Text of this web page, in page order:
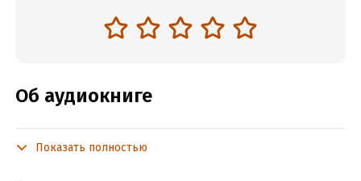
Об аудиокниге
Подробная информация
Показать полностью